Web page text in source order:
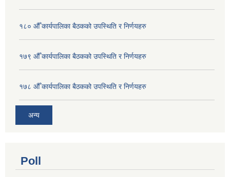
१८० औँ कार्यपालिका बैठकको उपस्थिति र निर्णयहरु
१७९ औँ कार्यपालिका बैठकको उपस्थिति र निर्णयहरु
१७८ औँ कार्यपालिका बैठकको उपस्थिति र निर्णयहरु
अन्य
Poll